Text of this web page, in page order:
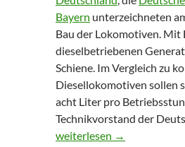
Bayern unterzeichneten
Bau der Lokomotiven. Mit
dieselbetriebenen
Schiene. Im Vergleich zu
Diesellokomotiven sollen
acht Liter pro
Technikvorstand der
Bahn lässt bei Alstom fünf
weiterlesen →